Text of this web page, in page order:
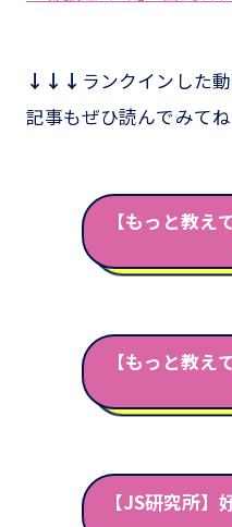
↓↓↓ ランクインした
記事もぜひ読んでみて
【もっと教
【もっと教
【JS研究所